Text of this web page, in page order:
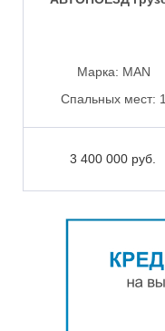
Марка: MAN
Спальных мест: 1
3 400 000 руб.